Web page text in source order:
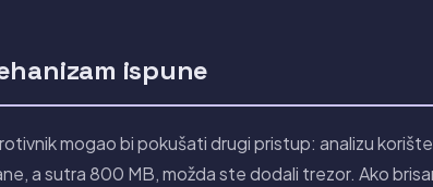
ispune
mogao bi pokušati drugi pristup: analizu
a sutra 800 MB, možda ste dodali trezor. Ako